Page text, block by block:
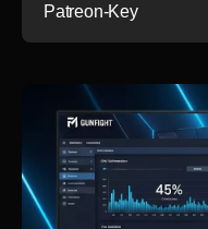
Patreon-Key